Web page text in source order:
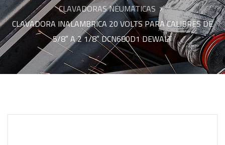
CLAVADORAS NEUMATICAS
CLAVADORA INALAMBRICA 20 VOLTS PARA CALIBRES DE
5/8″ A 2 1/8″ DCN680D1 DEWALT